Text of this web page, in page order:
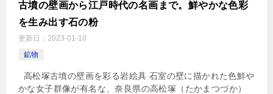
古墳の壁画から江戸時代の名画まで。鮮やかな色彩
を生み出す石の粉
更新日： 2023-01-10
鉱物
高松塚古墳の壁画を彩る岩絵具 石室の壁に描かれた色鮮や
かな女子群像が有名な、奈良県の高松塚（たかまつづか）